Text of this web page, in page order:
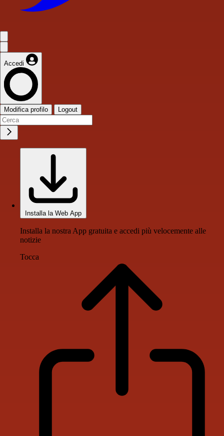
Accedi
Modifica profilo Logout
Installa la Web App
Installa la nostra App gratuita e accedi più velocemente alle
notizie
Tocca